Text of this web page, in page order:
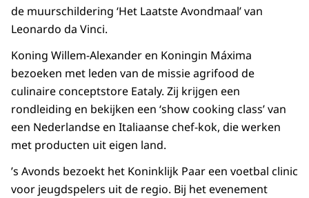
de muurschildering ‘Het Laatste Avondmaal’ van
Leonardo da Vinci.
Koning Willem-Alexander en Koningin Máxima
bezoeken met leden van de missie agrifood de
culinaire conceptstore Eataly. Zij krijgen een
rondleiding en bekijken een ‘show cooking class’ van
een Nederlandse en Italiaanse chef-kok, die werken
met producten uit eigen land.
’s Avonds bezoekt het Koninklijk Paar een voetbal clinic
voor jeugdspelers uit de regio. Bij het evenement